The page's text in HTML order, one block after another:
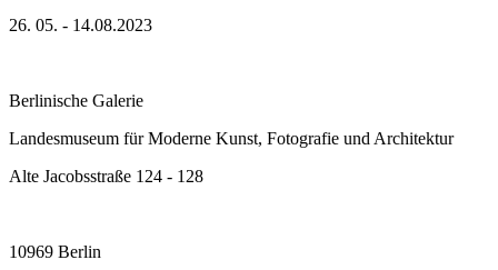
26. 05. - 14.08.2023
Berlinische Galerie
Landesmuseum für Moderne Kunst, Fotografie und Architektur
Alte Jacobsstraße 124 - 128
10969 Berlin